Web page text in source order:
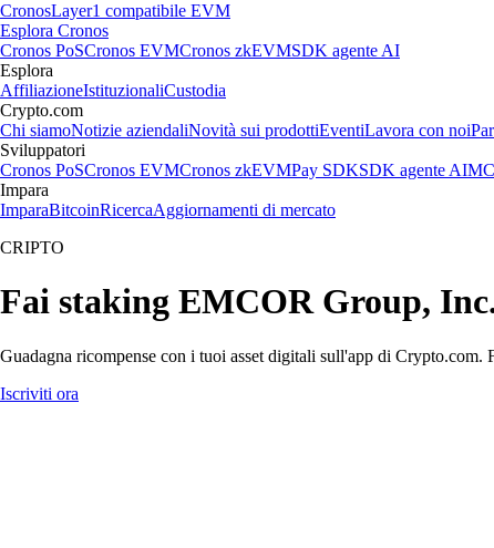
CronosLayer1 compatibile EVM
Esplora Cronos
Cronos PoSCronos EVMCronos zkEVMSDK agente AI
Esplora
AffiliazioneIstituzionaliCustodia
Crypto.com
Chi siamoNotizie aziendaliNovità sui prodottiEventiLavora con noi
Sviluppatori
Cronos PoSCronos EVMCronos zkEVMPay SDKSDK agente AI
Impara
ImparaBitcoinRicercaAggiornamenti di mercato
CRIPTO
Fai staking EMCOR Group,
Guadagna ricompense con i tuoi asset digitali sull'app di
Iscriviti ora